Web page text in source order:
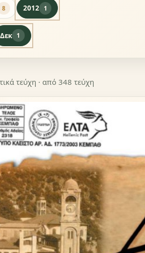
8 2012 1
Δεκ 1
τεύχη · από 348 τεύχη